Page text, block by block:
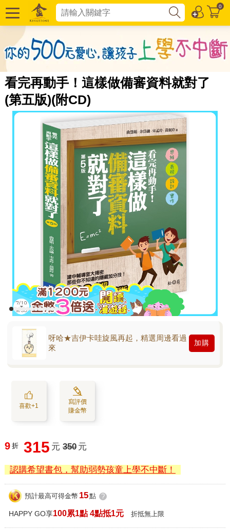
0
看完再動手！這樣做備審資料就對了
(第五版)(附CD)
呀哈★吉伊卡哇旋風再起，精選周邊看過
來
加購
喜歡+1
寫評價
賺金幣
9 折 315 元 350 元
認購希望書包，幫助弱勢孩童上學不中斷！
預計最高可得金幣 15點 ?
HAPPY GO享100累1點 4點抵1元 折抵無上限